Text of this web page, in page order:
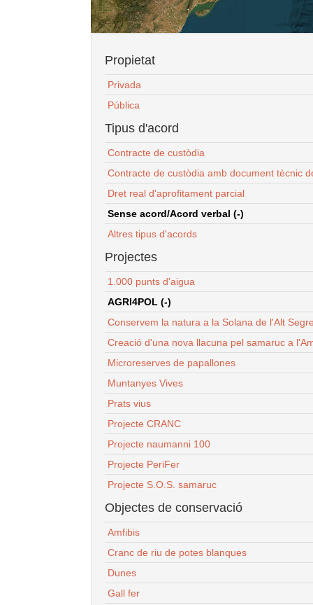
Propietat
Privada
Pública
Tipus d'acord
Contracte de custòdia
Contracte de custòdia amb document tècnic
Dret real d'aprofitament parcial
Sense acord/Acord verbal (-)
Altres tipus d'acords
Projectes
1.000 punts d'aigua
AGRI4POL (-)
Conservem la natura a la Solana de l'Alt
Creació d'una nova llacuna pel samaruc a
Microreserves de papallones
Muntanyes Vives
Prats vius
Projecte CRANC
Projecte naumanni 100
Projecte PeriFer
Projecte S.O.S. samaruc
Objectes de conservació
Amfibis
Cranc de riu de potes blanques
Dunes
Gall fer